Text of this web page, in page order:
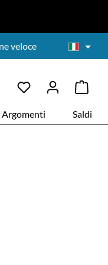
veloce
Argomenti Saldi